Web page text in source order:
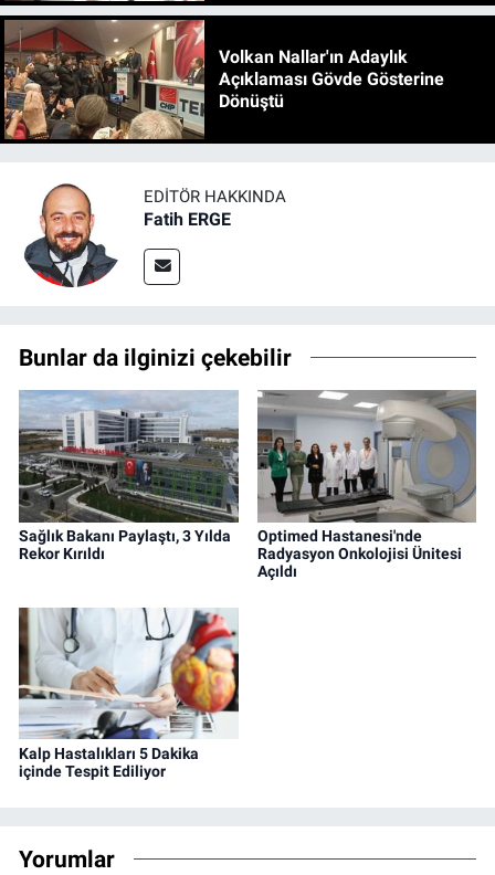
Volkan Nallar'ın Adaylık
Açıklaması Gövde Gösterine
Dönüştü
EDITÖR HAKKINDA
Fatih ERGE
Bunlar da ilginizi çekebilir
Sağlık Bakanı Paylaştı, 3 Yılda
Rekor Kırıldı
Optimed Hastanesi'nde
Radyasyon Onkolojisi Ünitesi
Açıldı
Kalp Hastalıkları 5 Dakika
içinde Tespit Ediliyor
Yorumlar